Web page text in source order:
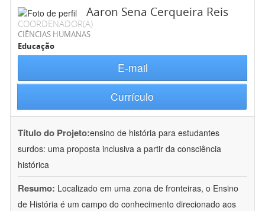
Aaron Sena Cerqueira Reis
COORDENADOR(A)
CIÊNCIAS HUMANAS
Educação
E-mail
Currículo
Título do Projeto:ensino de história para estudantes
surdos: uma proposta inclusiva a partir da consciência
histórica
Resumo: Localizado em uma zona de fronteiras, o Ensino
de História é um campo do conhecimento direcionado aos